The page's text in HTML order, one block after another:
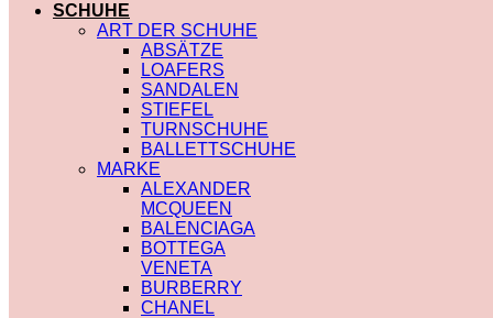
SCHUHE
ART DER SCHUHE
ABSÄTZE
LOAFERS
SANDALEN
STIEFEL
TURNSCHUHE
BALLETTSCHUHE
MARKE
ALEXANDER
MCQUEEN
BALENCIAGA
BOTTEGA
VENETA
BURBERRY
CHANEL